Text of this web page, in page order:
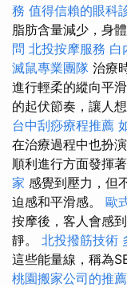
務 值得信賴的眼科
脂肪含量減少，身
問 北投按摩服務 白
滅鼠專業團隊 治療
進行輕柔的縱向平
的起伏節奏，讓人
台中刮痧療程推薦
在治療過程中也扮
順利進行方面發揮
家 感覺到壓力，但
迫感和平滑感。 歐
按摩後，客人會感
靜。 北投撥筋技術
這些能量線，稱為
桃園搬家公司的推